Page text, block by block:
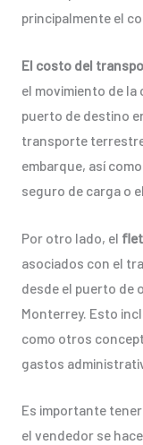
principalmente el
El costo del
el movimiento de
puerto de destino
transporte
embarque, así
seguro de carga o
Por otro lado, el
asociados con el
desde el puerto de
Monterrey. Esto
como otros
gastos
Es importante
el vendedor se